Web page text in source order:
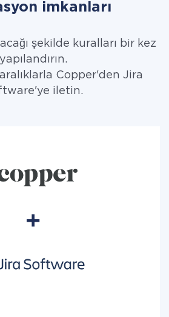
imkanları
şekilde kuralları bir kez
yapılandırın.
Copper'den Jira
iletin.